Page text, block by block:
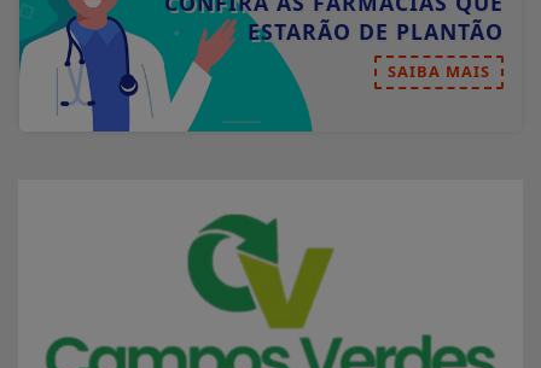
OCORRÊNCIA
Homem de 50 anos fica
ferido após queda em Jardim
Alegre
FARMÁCIAS DE PLANTÃO
CONFIRA AS FARMÁCIAS QUE
ESTARÃO DE PLANTÃO
SAIBA MAIS